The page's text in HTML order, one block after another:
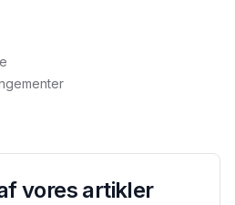
vores artikler